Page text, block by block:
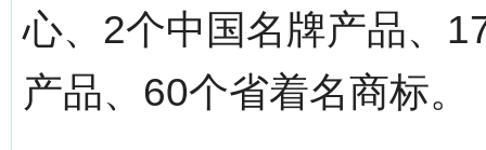
心、2个中国名牌产品、
产品、60个省着名商标。